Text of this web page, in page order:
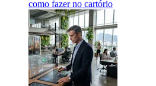
como fazer no cartório